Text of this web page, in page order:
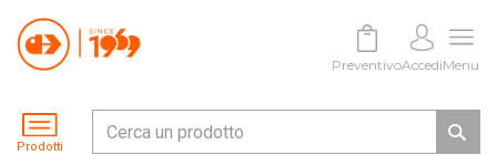
Prodotti
PreventivoAccediMenu